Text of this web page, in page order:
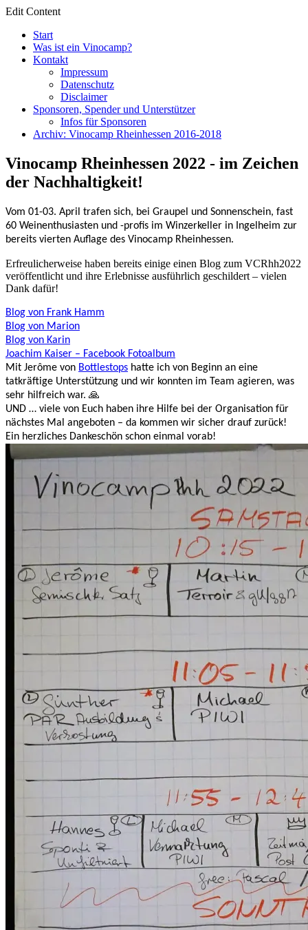
Edit Content
Start
Was ist ein Vinocamp?
Kontakt
Impressum
Datenschutz
Disclaimer
Sponsoren, Spender und Unterstützer
Infos für Sponsoren
Archiv: Vinocamp Rheinhessen 2016-2018
Vinocamp Rheinhessen 2022 - im Zeichen
der Nachhaltigkeit!
Vom 01-03. April trafen sich, bei Graupel und Sonnenschein, fast
60 Weinenthusiasten und -profis im Winzerkeller in Ingelheim zur
bereits vierten Auflage des Vinocamp Rheinhessen.
Erfreulicherweise haben bereits einige einen Blog zum VCRhh2022
veröffentlicht und ihre Erlebnisse ausführlich geschildert – vielen
Dank dafür!
Blog von Frank Hamm
Blog von Marion
Blog von Karin
Joachim Kaiser – Facebook Fotoalbum
Mit Jerôme von Bottlestops hatte ich von Beginn an eine
tatkräftige Unterstützung und wir konnten im Team agieren, was
sehr hilfreich war. 🙏
UND … viele von Euch haben ihre Hilfe bei der Organisation für
nächstes Mal angeboten – da kommen wir sicher drauf zurück!
Ein herzliches Dankeschön schon einmal vorab!